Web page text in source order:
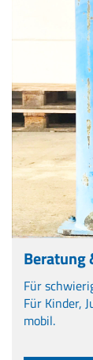
Beratung
Für
Für Kinder,
mobil.